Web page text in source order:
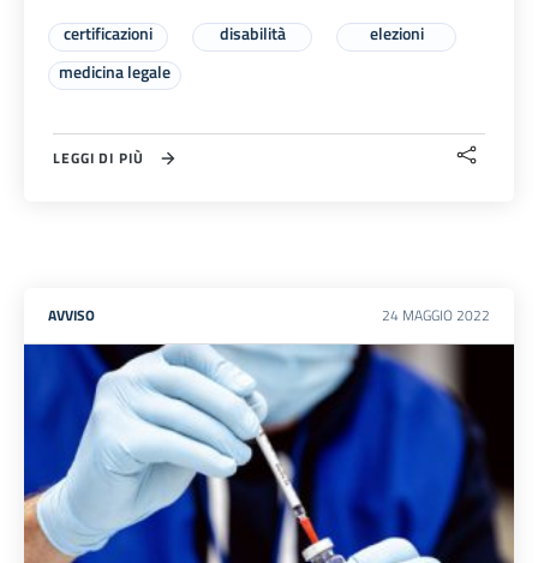
certificazioni disabilità
elezioni
medicina legale
LEGGI DI PIÙ
AVVISO 24 MAGGIO 2022